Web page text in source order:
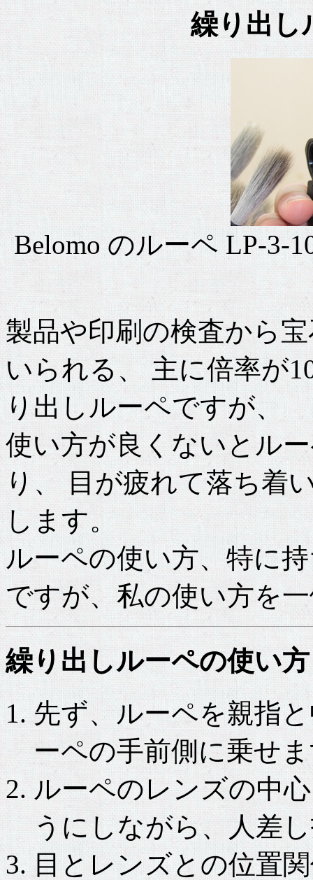
繰り出し
Belomo のルーペ LP-3-
製品や印刷の検査から
いられる、 主に倍率が
り出しルーペですが、
使い方が良くないとル
り、 目が疲れて落ち着
します。
ルーペの使い方、特に
ですが、私の使い方を
繰り出しルーペの使い方
先ず、ルーペを親指
ーペの手前側に乗せ
ルーペのレンズの中
うにしながら、人差
目とレンズとの位置